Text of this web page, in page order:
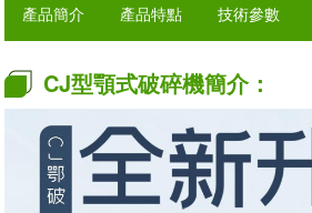
產品簡介 產品特點 技術參數
CJ型顎式破碎機簡介：